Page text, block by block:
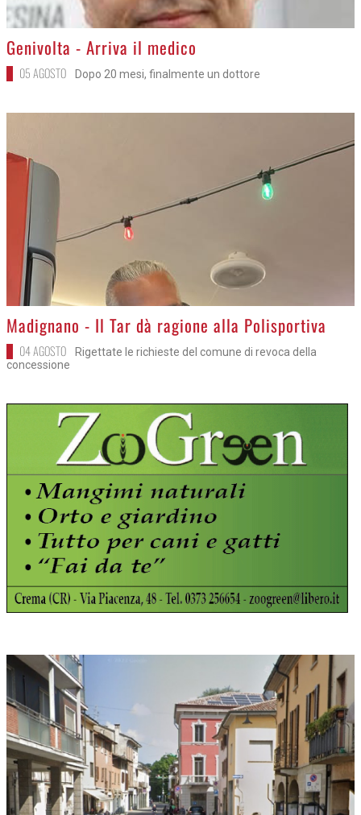
>
Genivolta - Arriva il medico
05 AGOSTO Dopo 20 mesi, finalmente un dottore
>Madignano - Il Tar dà ragione alla Polisportiva
04 AGOSTO
Rigettate le richieste del comune di revoca della
concessione